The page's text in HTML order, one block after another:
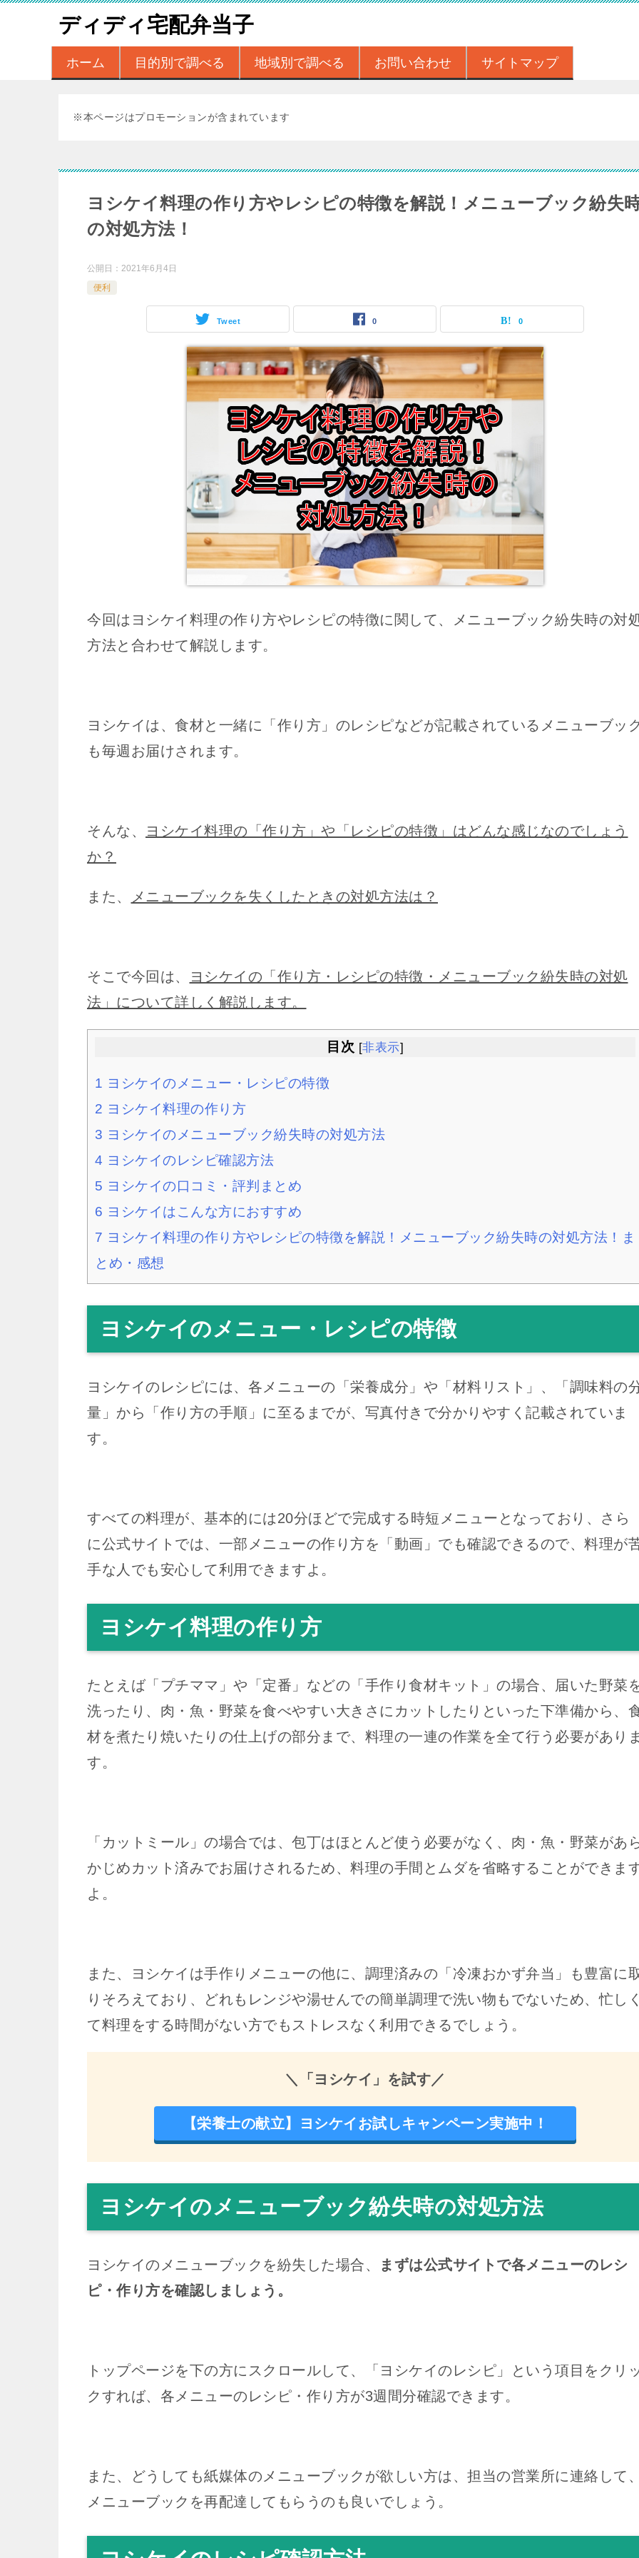
ディディ宅配弁当子
ホーム 目的別で調べる 地域別で調べる お問い合わせ サイトマップ
※本ページはプロモーションが含まれています
ヨシケイ料理の作り方やレシピの特徴を解説！メニューブック紛失
の対処方法！
公開日： 2021年6月4日
便利
Tweet 0 0
今回はヨシケイ料理の作り方やレシピの特徴に関して、メニューブック紛失時の対
方法と合わせて解説します。
ヨシケイは、食材と一緒に「作り方」のレシピなどが記載されているメニューブッ
も毎週お届けされます。
そんな、
ヨシケイ料理の「作り方」や「レシピの特徴」はどんな感じなのでしょう
か？
また、 メニューブックを失くしたときの対処方法は？
そこで今回は、
ヨシケイの「作り方・レシピの特徴・メニューブック紛失時の対処
法」について詳しく解説します。
目次 [非表示]
1 ヨシケイのメニュー・レシピの特徴
2 ヨシケイ料理の作り方
3 ヨシケイのメニューブック紛失時の対処方法
4 ヨシケイのレシピ確認方法
5 ヨシケイの口コミ・評判まとめ
6 ヨシケイはこんな方におすすめ
7 ヨシケイ料理の作り方やレシピの特徴を解説！メニューブック紛失時の対処方法！ま
とめ・感想
ヨシケイのメニュー・レシピの特徴
ヨシケイのレシピには、各メニューの「栄養成分」や「材料リスト」、「調味料の
量」から「作り方の手順」に至るまでが、写真付きで分かりやすく記載されていま
す。
すべての料理が、基本的には20分ほどで完成する時短メニューとなっており、さら
に公式サイトでは、一部メニューの作り方を「動画」でも確認できるので、料理が
手な人でも安心して利用できますよ。
ヨシケイ料理の作り方
たとえば「プチママ」や「定番」などの「手作り食材キット」の場合、届いた野菜
洗ったり、肉・魚・野菜を食べやすい大きさにカットしたりといった下準備から、
材を煮たり焼いたりの仕上げの部分まで、料理の一連の作業を全て行う必要があり
す。
「カットミール」の場合では、包丁はほとんど使う必要がなく、肉・魚・野菜があ
かじめカット済みでお届けされるため、料理の手間とムダを省略することができま
よ。
また、ヨシケイは手作りメニューの他に、調理済みの「冷凍おかず弁当」も豊富に
りそろえており、どれもレンジや湯せんでの簡単調理で洗い物もでないため、忙し
て料理をする時間がない方でもストレスなく利用できるでしょう。
＼「ヨシケイ」を試す／
【栄養士の献立】ヨシケイお試しキャンペーン実施中！
ヨシケイのメニューブック紛失時の対処方法
ヨシケイのメニューブックを紛失した場合、
まずは公式サイトで各メニューのレシ
ピ・作り方を確認しましょう。
トップページを下の方にスクロールして、「ヨシケイのレシピ」という項目をクリ
クすれば、各メニューのレシピ・作り方が3週間分確認できます。
また、どうしても紙媒体のメニューブックが欲しい方は、担当の営業所に連絡して
メニューブックを再配達してもらうのも良いでしょう。